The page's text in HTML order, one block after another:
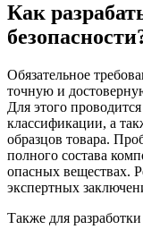
Как
Обязательное
точную и
Для этого
классификации, а
образцов товара.
полного состава
опасных веществах.
экспертных
Также для